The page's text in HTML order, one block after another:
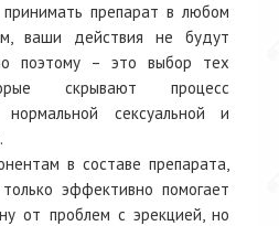
препарат в любом
ваши действия не будут
поэтому – это выбор тех
скрывают процесс
нормальной сексуальной и
в составе препарата,
эффективно помогает
от проблем с эрекцией, но